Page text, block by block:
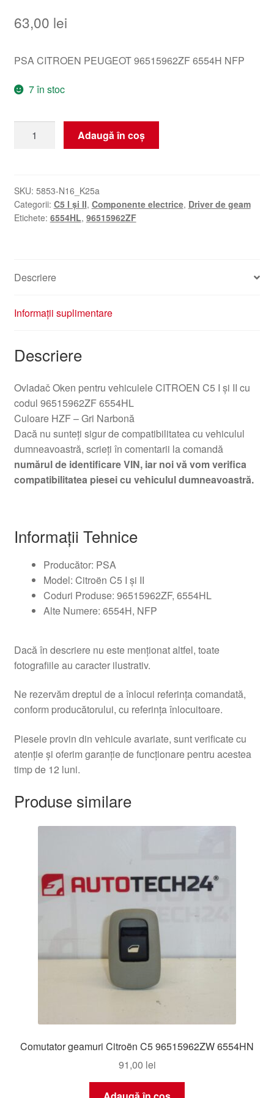
63,00 lei
PSA CITROEN PEUGEOT 96515962ZF 6554H NFP
7 în stoc
Controler
C5
96515962ZF
6554HL
Adaugă în coș
SKU: 5853-N16_K25a
Categorii: C5 I și II, Componente electrice, Driver de geam
Etichete: 6554HL, 96515962ZF
Descriere
Informații suplimentare
Descriere
Ovladač Oken pentru vehiculele CITROEN C5 I și II cu
codul 96515962ZF 6554HL
Culoare HZF – Gri Narbonă
Dacă nu sunteți sigur de compatibilitatea cu vehiculul
dumneavoastră, scrieți în comentarii la comandă
numărul de identificare VIN, iar noi vă vom verifica
compatibilitatea piesei cu vehiculul dumneavoastră.
Informații Tehnice
Producător: PSA
Model: Citroën C5 I și II
Coduri Produse: 96515962ZF, 6554HL
Alte Numere: 6554H, NFP
Dacă în descriere nu este menționat altfel, toate
fotografiile au caracter ilustrativ.
Ne rezervăm dreptul de a înlocui referința comandată,
conform producătorului, cu referința înlocuitoare.
Piesele provin din vehicule avariate, sunt verificate cu
atenție și oferim garanție de funcționare pentru acestea
timp de 12 luni.
Produse similare
Comutator geamuri Citroën C5 96515962ZW 6554HN
91,00 lei